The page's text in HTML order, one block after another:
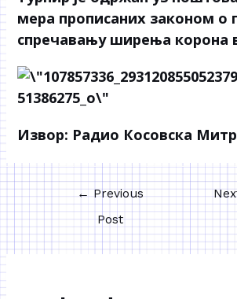
мера прописаних законом о
спречавању ширења корона
Извор: Радио Косовска
←Previous
Post